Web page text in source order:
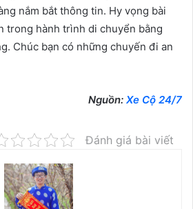
nắm bắt thông tin. Hy vọng bài
trong hành trình di chuyển bằng
Chúc bạn có những chuyến đi an
Nguồn: Xe Cộ 24/7
Đánh giá bài viết